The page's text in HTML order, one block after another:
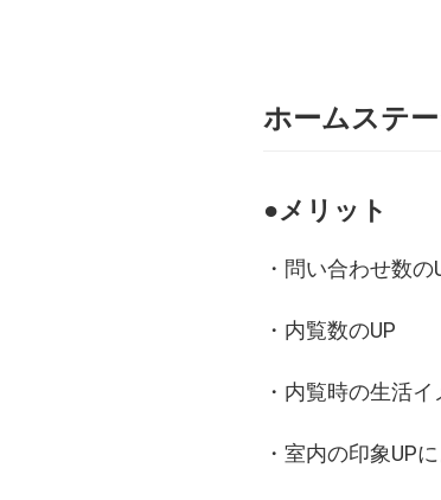
ホームステ
●メリット
・問い合わせ数の
・内覧数のUP
・内覧時の生活
・室内の印象UP